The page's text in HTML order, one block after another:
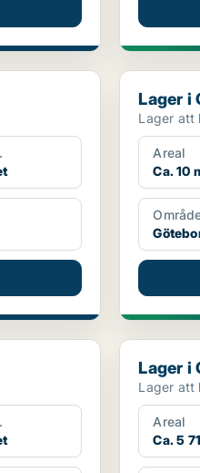
Lager i
Lager i
Lager att
Areal
Ca. 10
Lager i
Lager i
Lager att
Areal
Ca. 5